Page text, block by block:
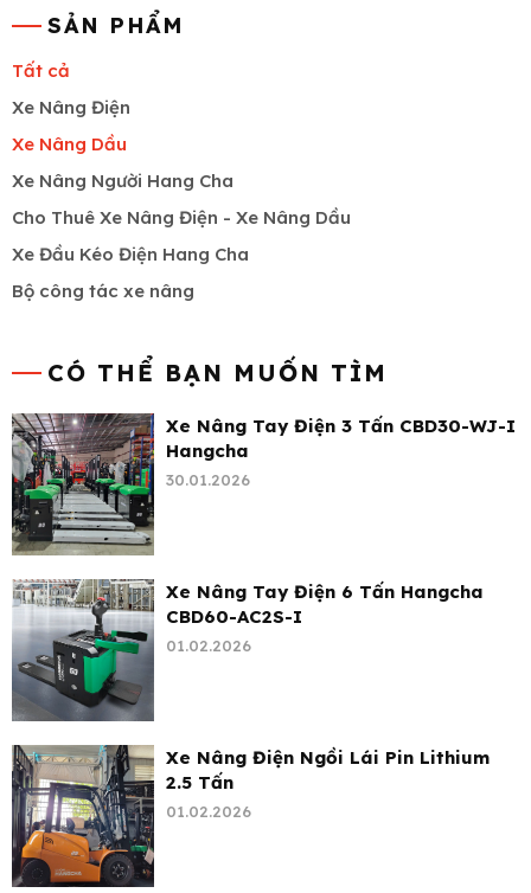
SẢN PHẨM
Tất cả
Xe Nâng Điện
Xe Nâng Dầu
Xe Nâng Người Hang Cha
Cho Thuê Xe Nâng Điện - Xe Nâng Dầu
Xe Đầu Kéo Điện Hang Cha
Bộ công tác xe nâng
CÓ THỂ BẠN MUỐN TÌM
Xe Nâng Tay Điện 3 Tấn CBD30-WJ-I
Hangcha
30.01.2026
Xe Nâng Tay Điện 6 Tấn Hangcha
CBD60-AC2S-I
01.02.2026
Xe Nâng Điện Ngồi Lái Pin Lithium
2.5 Tấn
01.02.2026